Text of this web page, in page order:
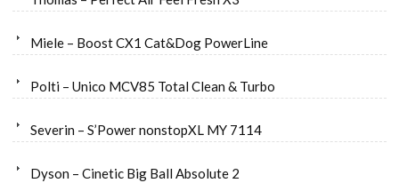
Miele – Boost CX1 Cat&Dog PowerLine
Polti – Unico MCV85 Total Clean & Turbo
Severin – S’Power nonstopXL MY 7114
Dyson – Cinetic Big Ball Absolute 2